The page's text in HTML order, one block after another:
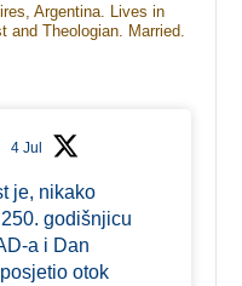
Argentina. Lives in
and Theologian. Married.
4 Jul
je, nikako
godišnjicu
a i Dan
otok